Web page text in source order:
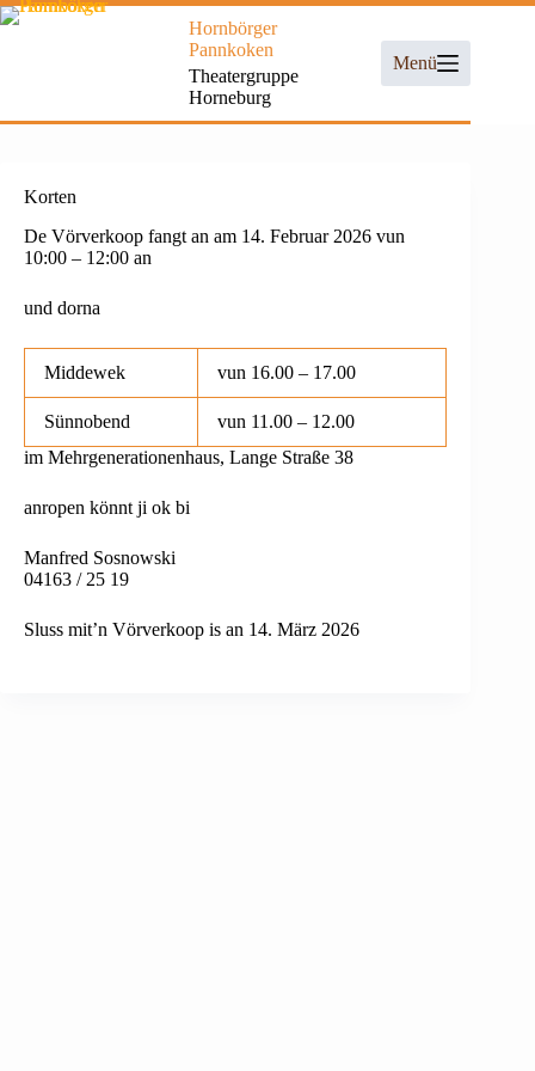
Zum
Inhalt
Hornbörger
Pannkoken
Theatergruppe
Horneburg
Menü
Korten
De Vörverkoop fangt an am 14. Februar 2026 vun
10:00 – 12:00 an
und dorna
Middewek vun 16.00 – 17.00
Sünnobend
vun 11.00 – 12.00
im Mehrgenerationenhaus, Lange Straße 38
anropen könnt ji ok bi
Manfred Sosnowski
04163 / 25 19
Sluss mit’n Vörverkoop is an 14. März 2026